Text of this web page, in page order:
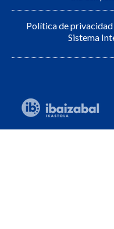
Política de privacidad
Sistema